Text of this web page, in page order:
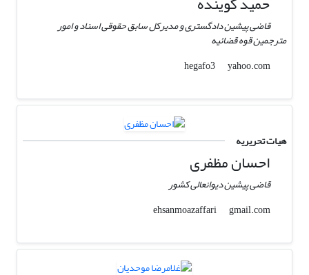
قاضی پیشین دادگستری و مدیرکل سابق حقوقی اسناد و امور
مترجمین قوه قضائیه
hegafo3
yahoo.com
هیات تحریریه
احسان مظفری
قاضی پیشین دیوانعالی کشور
ehsanmoazaffari
gmail.com